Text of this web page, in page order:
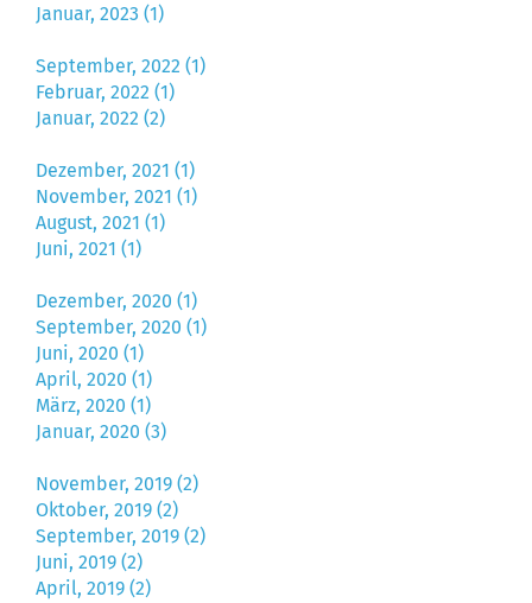
Januar, 2023 (1)
September, 2022 (1)
Februar, 2022 (1)
Januar, 2022 (2)
Dezember, 2021 (1)
November, 2021 (1)
August, 2021 (1)
Juni, 2021 (1)
Dezember, 2020 (1)
September, 2020 (1)
Juni, 2020 (1)
April, 2020 (1)
März, 2020 (1)
Januar, 2020 (3)
November, 2019 (2)
Oktober, 2019 (2)
September, 2019 (2)
Juni, 2019 (2)
April, 2019 (2)